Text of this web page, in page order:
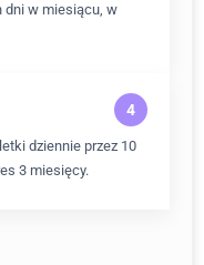
dni w miesiącu, w
dziennie przez 10
3 miesięcy.